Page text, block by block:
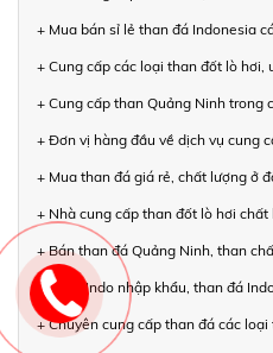
+ Mua bán sỉ lẻ than đá Indonesia
+ Cung cấp các loại than đốt lò hơi,
+ Cung cấp than Quảng Ninh trong
+ Đơn vị hàng đầu về dịch vụ cung
+ Mua than đá giá rẻ, chất lượng ở
+ Nhà cung cấp than đốt lò hơi
+ Bán than đá Quảng Ninh, than
+ Than Indo nhập khẩu, than đá
+ Chuyên cung cấp than đá các